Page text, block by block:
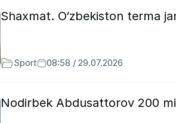
Shaxmat. O‘zbekiston terma
Sport 08:58 / 29.07.2026
Nodirbek Abdusattorov 200